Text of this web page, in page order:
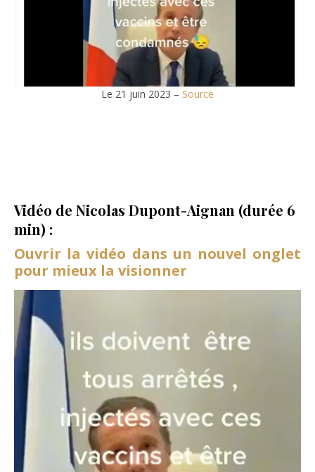
Le 21 juin 2023 – Source
Vidéo de Nicolas Dupont-Aignan (durée 6
min) :
Ouvrir la vidéo dans un nouvel onglet
pour mieux la visionner